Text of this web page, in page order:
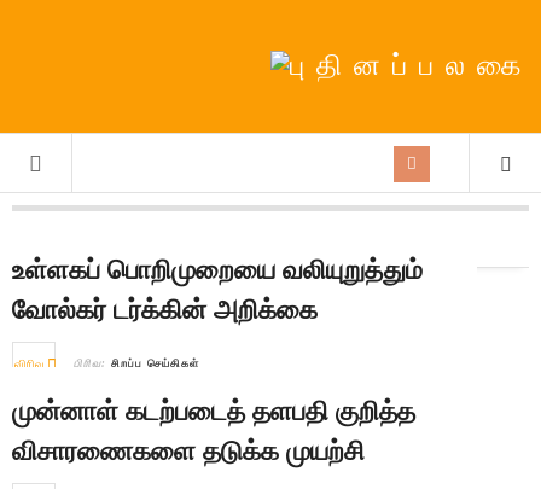
உள்ளகப் பொறிமுறையை வலியுறுத்தும்
வோல்கர் டர்க்கின் அறிக்கை
விரிவு பிரிவு: சிறப்பு செய்திகள்
முன்னாள் கடற்படைத் தளபதி குறித்த
விசாரணைகளை தடுக்க முயற்சி